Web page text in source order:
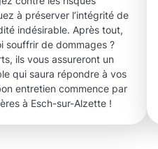
à préserver l’intégrité de
indésirable. Après tout,
souffrir de dommages ?
ils vous assureront un
qui saura répondre à vos
entretien commence par
à Esch-sur-Alzette !